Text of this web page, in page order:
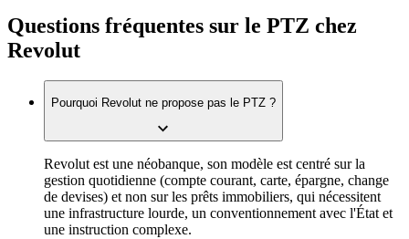
Questions fréquentes sur le PTZ chez
Revolut
Pourquoi Revolut ne propose pas le PTZ ?
Revolut est une néobanque, son modèle est centré sur la
gestion quotidienne (compte courant, carte, épargne, change
de devises) et non sur les prêts immobiliers, qui nécessitent
une infrastructure lourde, un conventionnement avec l'État et
une instruction complexe.